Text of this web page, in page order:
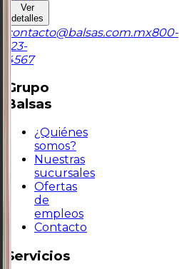
Ver
detalles
contacto@balsas.com.mx800-
123-
4567
Grupo
Balsas
¿Quiénes
somos?
Nuestras
sucursales
Ofertas
de
empleos
Contacto
Servicios